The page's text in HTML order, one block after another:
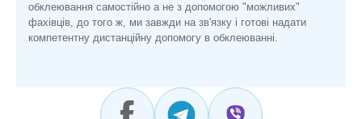
обклеювання самостійно а не з допомогою "можливих"
фахівців, до того ж, ми завжди на зв'язку і готові надати
компетентну дистанційну допомогу в обклеюванні.